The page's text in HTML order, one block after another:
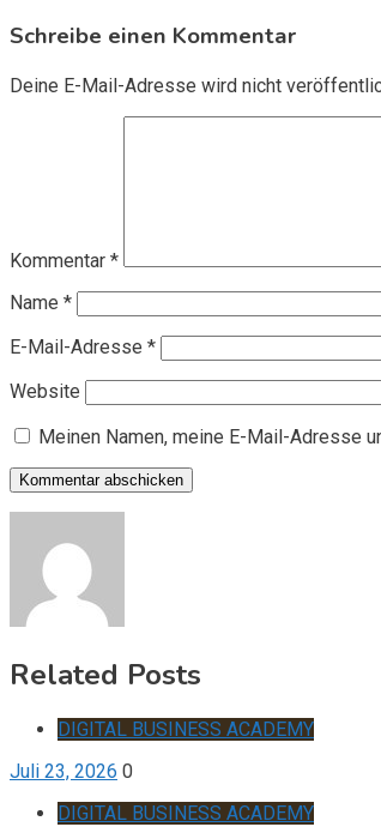
Schreibe einen Kommentar
Deine E-Mail-Adresse wird nicht
Kommentar *
Name *
E-Mail-Adresse *
Website
Meinen Namen, meine E-Mail-Adresse
Related Posts
DIGITAL BUSINESS ACADEMY
Juli 23, 2026 0
DIGITAL BUSINESS ACADEMY